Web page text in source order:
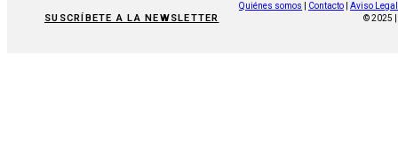
SUSCRÍBETE A LA NEWSLETTER
Quiénes somos Contacto
Aviso Legal
© 2025